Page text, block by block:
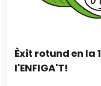
Èxit rotund en la
l'ENFIGA'T!